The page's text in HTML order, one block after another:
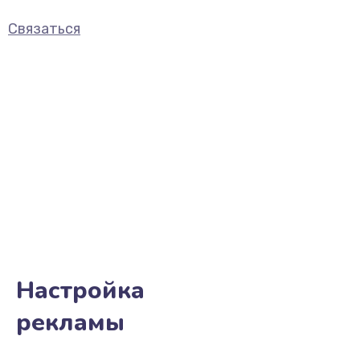
Связаться
Настройка
рекламы